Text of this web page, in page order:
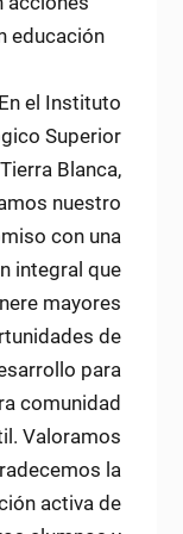
educación
Next
En el Instituto
Superior
Blanca,
nuestro
con una
integral que
mayores
de
para
comunidad
Valoramos
la
activa de